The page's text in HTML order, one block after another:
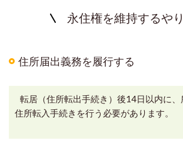
永住権を維持するや
住所届出義務を履行する
転居（住所転出手続き）後14日以内に
住所転入手続きを行う必要があります。